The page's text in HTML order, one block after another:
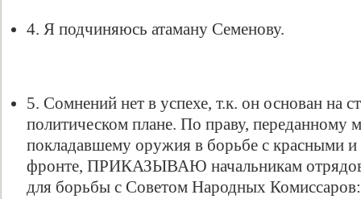
4. Я подчиняюсь атаману Семенову.
5. Сомнений нет в успехе, т.к. он основан на
политическом плане. По праву, переданному
покладавшему оружия в борьбе с красными
фронте, ПРИКАЗЫВАЮ начальникам
для борьбы с Советом Народных Комиссаров: